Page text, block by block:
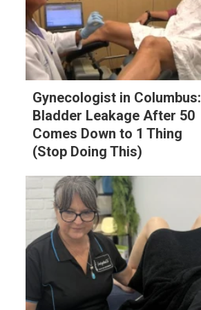
Gynecologist in Columbus:
Bladder Leakage After 50
Comes Down to 1 Thing
(Stop Doing This)